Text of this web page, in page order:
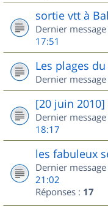
sortie vtt à
Dernier
17:51
Les plages
Dernier
[20 juin
Dernier
18:17
les fabuleux
Dernier
21:02
Réponses : 17